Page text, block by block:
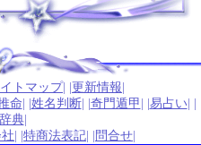
トマップ 更新情報
命 姓名判断| | 奇門遁甲 易占い
典|
特商法表記 問合せ